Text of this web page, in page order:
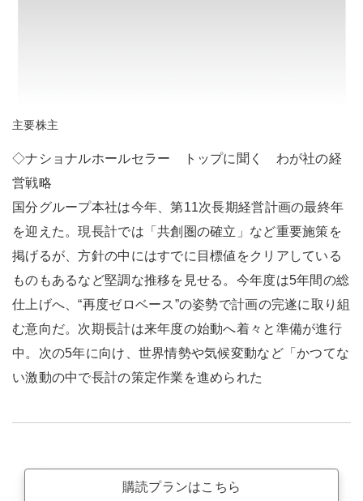
主要株主
◇ナショナルホールセラー トップに聞く わが社の経
営戦略
国分グループ本社は今年、第11次長期経営計画の最終年
を迎えた。現長計では「共創圏の確立」など重要施策を
掲げるが、方針の中にはすでに目標値をクリアしている
ものもあるなど堅調な推移を見せる。今年度は5年間の総
仕上げへ、“再度ゼロベース”の姿勢で計画の完遂に取り組
む意向だ。次期長計は来年度の始動へ着々と準備が進行
中。次の5年に向け、世界情勢や気候変動など「かつてな
い激動の中で長計の策定作業を進められた
購読プランはこちら